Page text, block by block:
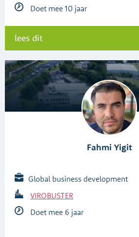
Doet mee 10 jaar
lees dit
Fahmi Yigit
Global business development
VIROBUSTER
Doet mee 6 jaar